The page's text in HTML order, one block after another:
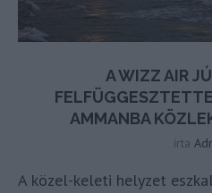
A WIZZ AIR
AMMANBA
írta
A közel-keleti helyzet